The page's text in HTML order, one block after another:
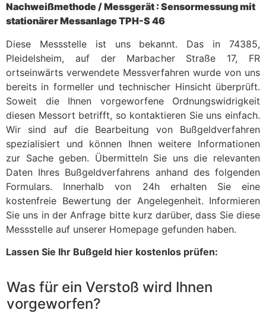
Nachweißmethode / Messgerät : Sensormessung mit
stationärer Messanlage TPH-S 46
Diese Messstelle ist uns bekannt. Das in 74385,
Pleidelsheim, auf der Marbacher Straße 17, FR
ortseinwärts verwendete Messverfahren wurde von uns
bereits in formeller und technischer Hinsicht überprüft.
Soweit die Ihnen vorgeworfene Ordnungswidrigkeit
diesen Messort betrifft, so kontaktieren Sie uns einfach.
Wir sind auf die Bearbeitung von Bußgeldverfahren
spezialisiert und können Ihnen weitere Informationen
zur Sache geben. Übermitteln Sie uns die relevanten
Daten Ihres Bußgeldverfahrens anhand des folgenden
Formulars. Innerhalb von 24h erhalten Sie eine
kostenfreie Bewertung der Angelegenheit. Informieren
Sie uns in der Anfrage bitte kurz darüber, dass Sie diese
Messstelle auf unserer Homepage gefunden haben.
Lassen Sie Ihr Bußgeld hier kostenlos prüfen:
Was für ein Verstoß wird Ihnen
vorgeworfen?